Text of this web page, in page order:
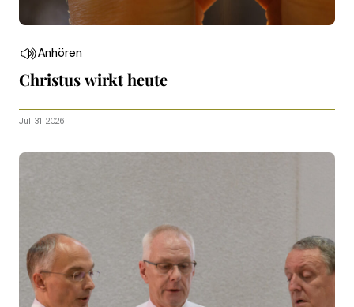
Anhören
Christus wirkt heute
Juli 31, 2026